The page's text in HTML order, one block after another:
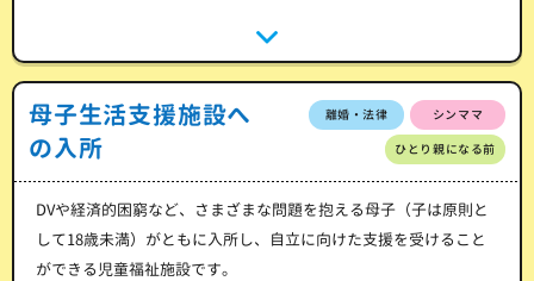
母子生活支援施設へ
の入所
離婚・法律 シンママ
ひとり親になる前
DVや経済的困窮など、さまざまな問題を抱える母子（子は原則と
して18歳未満）がともに入所し、自立に向けた支援を受けること
ができる児童福祉施設です。